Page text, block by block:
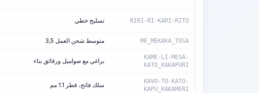
RIRI-RI-KARI-RITO تسليح خطي
ME_MEKAKA_TOSA متوسط شحن العمل 3,5
KAME-LI-MESA-
KATO_KAKAPURI
براغي مع صواميل ورقائق بناء
KAVO-TO-KATO-
KAPU_KAKAMERI
سلك فاتح، قطر 1.1 مم